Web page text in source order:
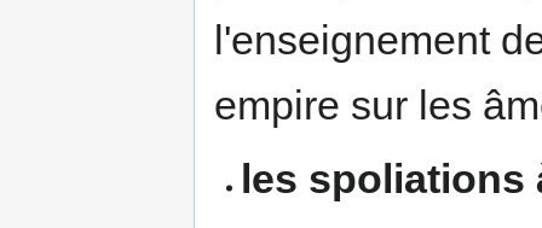
l'enseignement
empire sur les
les spoliations